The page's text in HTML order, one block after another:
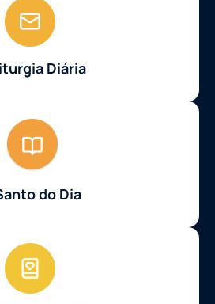
Diária
do Dia